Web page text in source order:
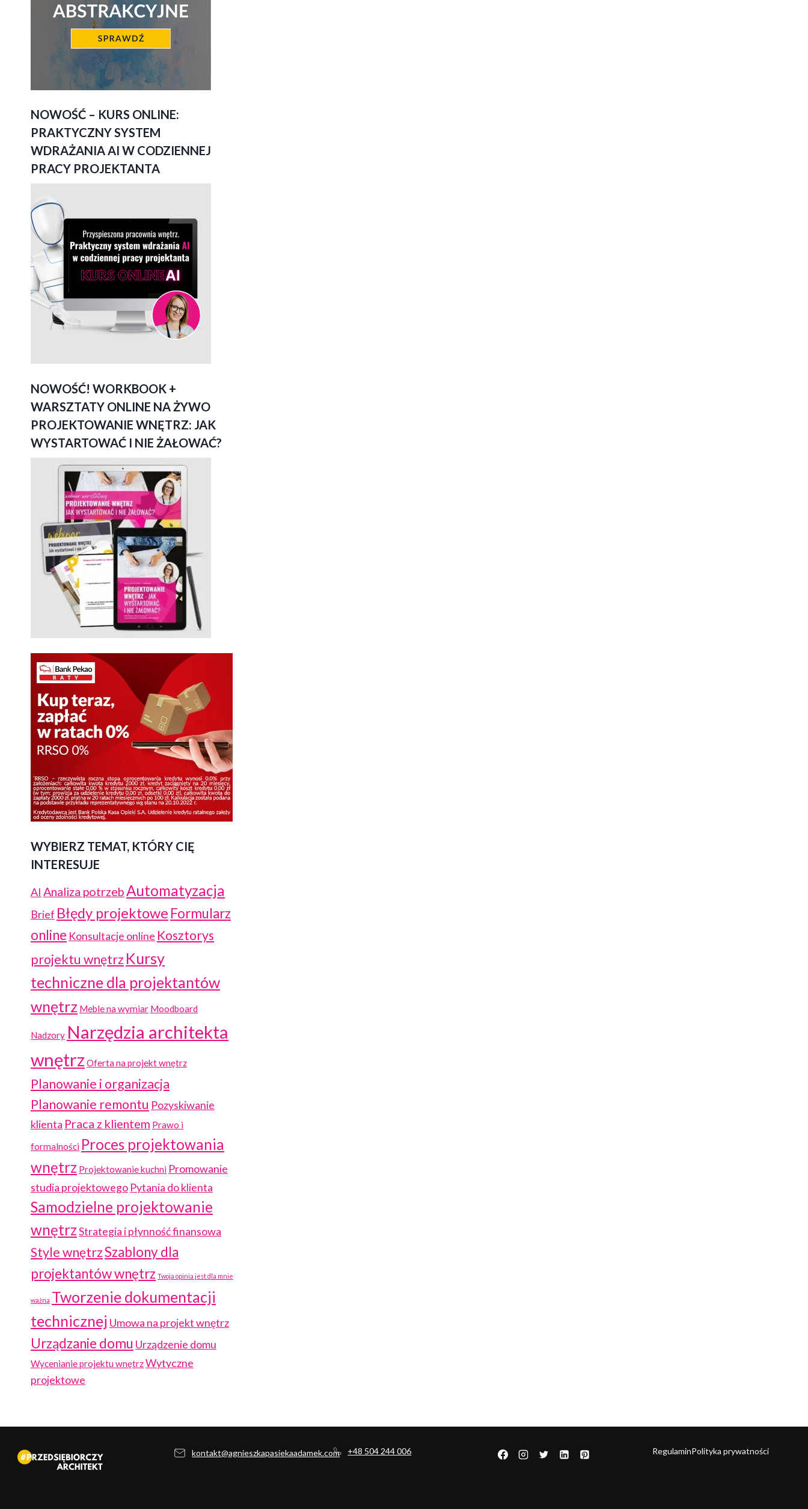
NOWOŚĆ – KURS ONLINE:
PRAKTYCZNY SYSTEM
WDRAŻANIA AI W CODZIENNEJ
PRACY PROJEKTANTA
NOWOŚĆ! WORKBOOK +
WARSZTATY ONLINE NA ŻYWO
PROJEKTOWANIE WNĘTRZ: JAK
WYSTARTOWAĆ I NIE ŻAŁOWAĆ?
WYBIERZ TEMAT, KTÓRY CIĘ
INTERESUJE
AI Analiza potrzeb Automatyzacja
Brief Błędy projektowe Formularz
online Konsultacje online Kosztorys
projektu wnętrz Kursy
techniczne dla projektantów
wnętrz Meble na wymiar Moodboard
Nadzory Narzędzia architekta
wnętrz Oferta na projekt wnętrz
Planowanie i organizacja
Planowanie remontu Pozyskiwanie
klienta Praca z klientem Prawo i
formalności Proces projektowania
wnętrz Projektowanie kuchni Promowanie
studia projektowego Pytania do klienta
Samodzielne projektowanie
wnętrzStrategia i płynność finansowa
Style wnętrzSzablony dla
projektantów wnętrz Twoja opinia jest dla mnie
ważna Tworzenie dokumentacji
technicznej Umowa na projekt wnętrz
Urządzanie domu Urządzenie domu
Wycenianie projektu wnętrzWytyczne
projektowe
kontakt@agnieszkapasiekaadamek.com +48 504 244 006 RegulaminPolityka prywatności